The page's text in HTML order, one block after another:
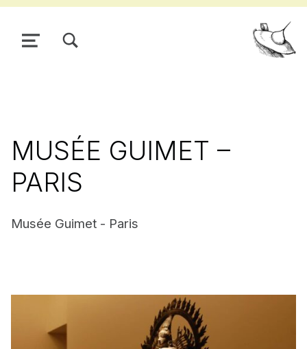
Pour
MENU
MUSÉE GUIMET –
PARIS
Musée Guimet - Paris